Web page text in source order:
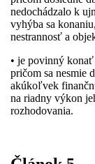
nedochádzalo k
vyhýba sa
nestrannosť a
• je povinný
pričom sa nesmie
akúkoľvek
na riadny výkon
rozhodovania.